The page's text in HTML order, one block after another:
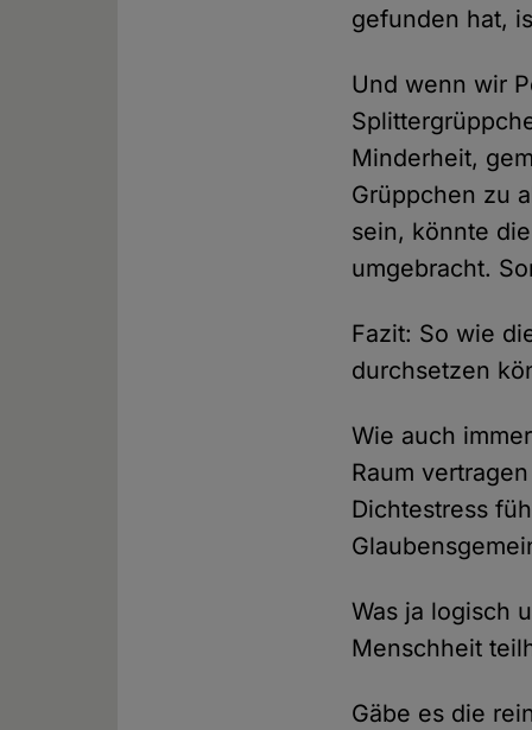
gefunden hat,
Und wenn wir
Minderheit,
Grüppchen zu
sein, könnte
umgebracht.
Fazit: So wie
durchsetzen
Wie auch
Raum
Dichtestress
Was ja logisch
Menschheit
Gäbe es die